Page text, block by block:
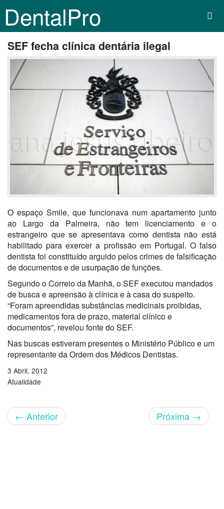
DentalPro
SEF fecha clínica dentária ilegal
O espaço Smile, que funcionava num apartamento junto
ao Largo da Palmeira, não tem licenciamento e o
estrangeiro que se apresentava como dentista não está
habilitado para exercer a profissão em Portugal. O falso
dentista foi constituído arguido pelos crimes de falsificação
de documentos e de usurpação de funções.
Segundo o Correio da Manhã, o SEF executou mandados
de busca e apreensão à clínica e à casa do suspeito.
“Foram apreendidas substâncias medicinais proibidas,
medicamentos fora de prazo, material clínico e
documentos”, revelou fonte do SEF.
Nas buscas estiveram presentes o Ministério Público e um
representante da Ordem dos Médicos Dentistas.
3 Abril, 2012
Atualidade
← Anterior Próxima →